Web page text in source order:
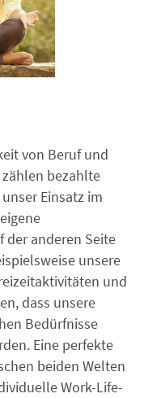
von Beruf und
bezahlte
Einsatz im
der anderen Seite
unsere
und
dass unsere
Bedürfnisse
Eine perfekte
beiden Welten
Work-Life-